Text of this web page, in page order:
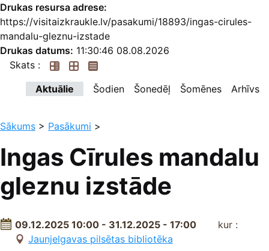
Drukas resursa adrese:
https://visitaizkraukle.lv/pasakumi/18893/ingas-cirules-
mandalu-gleznu-izstade
Drukas datums: 11:30:46 08.08.2026
Skats :
Aktuālie
Šodien Šonedēļ Šomēnes Arhīvs
Sākums > Pasākumi >
Ingas Cīrules mandalu
gleznu izstāde
09.12.2025 10:00 - 31.12.2025 - 17:00
kur :
Jaunjelgavas pilsētas bibliotēka